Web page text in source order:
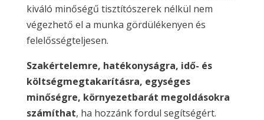
kiváló minőségű tisztítószerek nélkül nem
végezhető el a munka gördülékenyen és
felelősségteljesen.
Szakértelemre, hatékonyságra, idő- és
költségmegtakarításra, egységes
minőségre, környezetbarát megoldásokra
számíthat, ha hozzánk fordul segítségért.